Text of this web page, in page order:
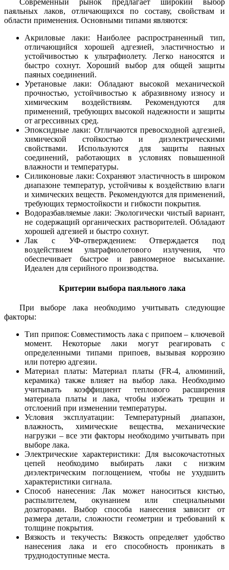
паяльных лаков, отличающихся по составу, свойствам и
области применения. Основными типами являются:
Акриловые лаки: Наиболее распространенный тип,
отличающийся хорошей адгезией, эластичностью и
устойчивостью к ультрафиолету. Легко наносятся и
быстро сохнут. Хороший выбор для общей защиты
паяных соединений.
Уретановые лаки: Обладают высокой механической
прочностью, устойчивостью к абразивному износу и
химическим воздействиям. Рекомендуются для
применений, требующих высокой надежности и защиты
от агрессивных сред.
Эпоксидные лаки: Отличаются превосходной адгезией,
химической стойкостью и диэлектрическими
свойствами. Используются для защиты паяных
соединений, работающих в условиях повышенной
влажности и температуры.
Силиконовые лаки: Сохраняют эластичность в широком
диапазоне температур, устойчивы к воздействию влаги
и химических веществ. Рекомендуются для применений,
требующих термостойкости и гибкости покрытия.
Водоразбавляемые лаки: Экологически чистый вариант,
не содержащий органических растворителей. Обладают
хорошей адгезией и быстро сохнут.
Лак с УФ-отверждением: Отверждается под
воздействием ультрафиолетового излучения, что
обеспечивает быстрое и равномерное высыхание.
Идеален для серийного производства.
Критерии выбора паяльного лака
При выборе лака необходимо учитывать следующие
факторы:
Тип припоя: Совместимость лака с припоем – ключевой
момент. Некоторые лаки могут реагировать с
определенными типами припоев, вызывая коррозию
или потерю адгезии.
Материал платы: Материал платы (FR-4, алюминий,
керамика) также влияет на выбор лака. Необходимо
учитывать коэффициент теплового расширения
материала платы и лака, чтобы избежать трещин и
отслоений при изменении температуры.
Условия эксплуатации: Температурный диапазон,
влажность, химические вещества, механические
нагрузки – все эти факторы необходимо учитывать при
выборе лака.
Электрические характеристики: Для высокочастотных
цепей необходимо выбирать лаки с низким
диэлектрическим поглощением, чтобы не ухудшить
характеристики сигнала.
Способ нанесения: Лак может наноситься кистью,
распылителем, окунанием или специальными
дозаторами. Выбор способа нанесения зависит от
размера детали, сложности геометрии и требований к
толщине покрытия.
Вязкость и текучесть: Вязкость определяет удобство
нанесения лака и его способность проникать в
труднодоступные места.